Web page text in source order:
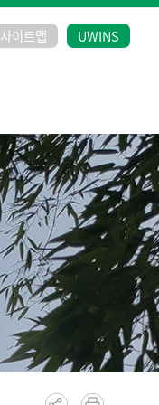
사이트맵 UWINS